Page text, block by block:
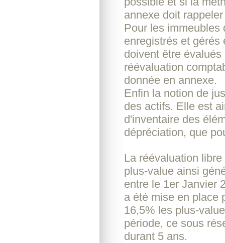
annexe doit
Pour les immeubles
enregistrés et
doivent être
réévaluation
donnée en annexe.
Enfin la notion de
des actifs. Elle est
d'inventaire des
dépréciation, que
La réévaluation
plus-value ainsi
entre le 1er Janvier
a été mise en place
16,5% les plus-
période, ce sous
durant 5 ans.